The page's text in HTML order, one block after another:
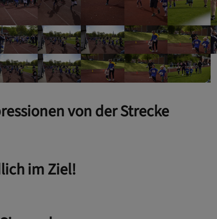
von der Strecke
im Ziel!